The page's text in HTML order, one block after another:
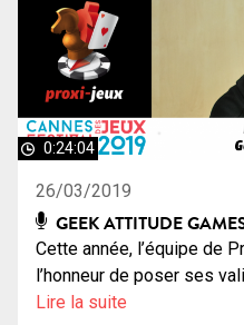
0:24:04
26/03/2019
GEEK ATTITUDE
Cette année, l’équipe de
l’honneur de poser ses
Lire la suite